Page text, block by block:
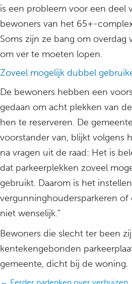
is een probleem voor een deel
bewoners van het 65+-
Soms zijn ze bang om overdag
om ver te moeten lopen.
Zoveel mogelijk dubbel
De bewoners hebben een
gedaan om acht plekken van
hen te reserveren. De
voorstander van, blijkt volgens
na vragen uit de raad: Het is
dat parkeerplekken zoveel
gebruikt. Daarom is het
vergunninghoudersparkeren of
niet wenselijk.”
Bewoners die slecht ter been
kentekengebonden
gemeente, dicht bij de woning.